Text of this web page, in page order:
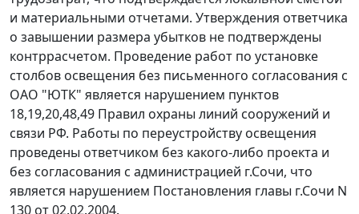
и материальными отчетами. Утверждения ответчика
о завышении размера убытков не подтверждены
контррасчетом. Проведение работ по установке
столбов освещения без письменного согласования с
ОАО "ЮТК" является нарушением пунктов
18,19,20,48,49 Правил охраны линий сооружений и
связи РФ. Работы по переустройству освещения
проведены ответчиком без какого-либо проекта и
без согласования с администрацией г.Сочи, что
является нарушением Постановления главы г.Сочи N
130 от 02.02.2004.